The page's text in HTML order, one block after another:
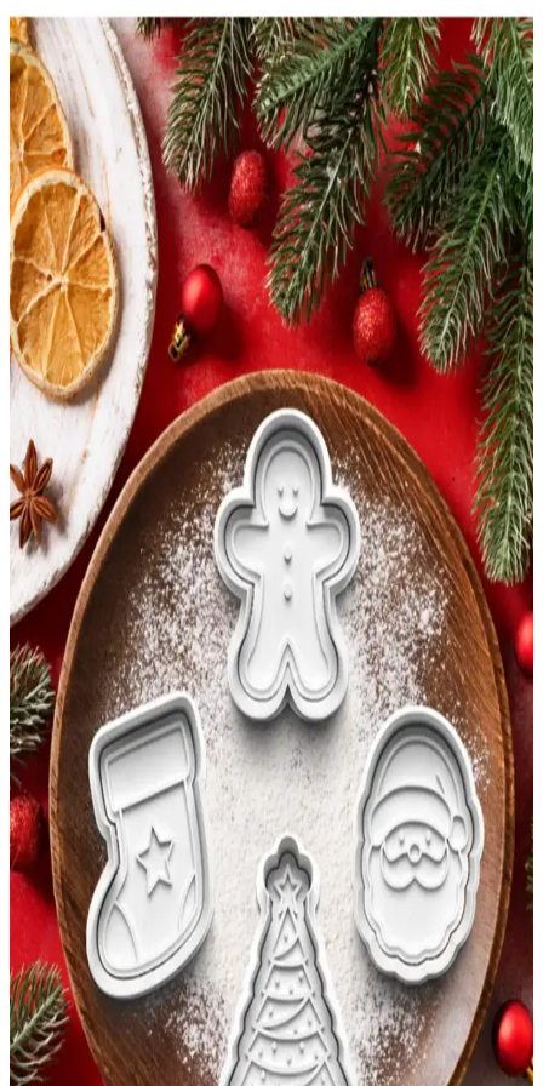
Mystique Home’un yılbaşı ağacı koleksiyonu, estetik, dayanıklı ve
dekorasyon uyumlu seçenekleriyle evinizi büyülü bir atmosfere
taşıyor. Farklı tasarımlar ve kolay kullanım avantajlarıyla ideal
yılbaşı dekorasyonu sağlar.
ColorTouch Sticker Kitapları Karşılaştırması:
Çocuklar ve Yılbaşı İçin En İyi Seçenekler
İki popüler ColorTouch sticker kitabını karşılaştırıyoruz: çocuklar
için sevimli karakterler ve yılbaşı teması. Her biri farklı kullanım
alanları ve özellikler sunar, sizin için en uygun olanı seçmenize
yardımcı olur.
Waldern Premium Lüks Serisi 180 cm Yılbaşı Çam
Ağacı ile Otantik Dekorasyon Deneyimi
Yüksek kaliteli malzemeleri ve gerçekçi tasarımıyla Waldern 180 cm
yılbaşı çam ağacı, evinizde otantik ve sıcak atmosfer yaratır. Kolay
kurulumu ve dolgun yapısıyla yılbaşı dekorasyonunun vazgeçilmezi
olur.
İZart 2’li Örgü Kulp Baloncuk Yılbaşı Kokina
Desenli Seramik Kupa Seti Detaylı İnceleme
İZart tarafından üretilen bu el yapımı seramik kupa seti, yılbaşı
teması ve canlı tasarımıyla öne çıkar, bulaşık makinesinde
yıkanabilir, dayanıklı ve estetik özellikleriyle kullanışlıdır.
Evle 3’lü Yılbaşı Seti: Şık ve Dayanıklı Dekoratif
Ürünler ile Kutlamalarınıza Zarafet Katın
Evle 3’lü Yılbaşı Seti, yüksek kaliteli çelikten üretilmiş, şık ve
dayanıklı üç parça ile kutlamalarınıza estetik ve pratik çözümler
sunar. Set, hediye ve sunumlarınızı kolaylaştırır.
Yılbaşı Temalı El İşçiliği Seramik Kupa - Benzersiz
Tasarım ve Dayanıklılık
Yılbaşı temalı el işi seramik kupa, benzersiz tasarımı ve
dayanıklılığıyla öne çıkar. 200 ml hacmiyle sıcak ve soğuk içecekler
için ideal, geleneksel çini sanatıyla modern tasarımın buluştuğu
özgün ürün.
Yılbaşı Temalı Kurabiye Kalıbı Seti: Yaratıcı ve
Eğlenceli Mutfak Deneyimi İçin Ideal